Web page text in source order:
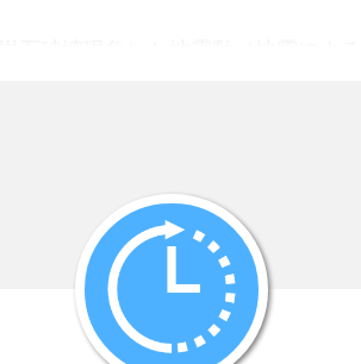
石破壊現象）と地震動（地震によ
羽・若狭湾岸・島根、「スラブ内
海・伊方、東海巨大地震の予想
既知の活断層しか考慮していない
数が非常に長いから、過去の地